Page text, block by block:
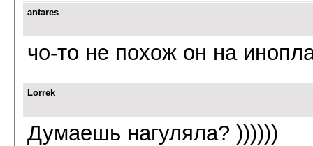
antares
чо-то не похож он на
Lorrek
Думаешь нагуляла? ))))))